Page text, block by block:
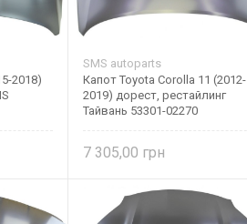
2018)
SMS autoparts
Капот Toyota Corolla 11 (2012-
2019) дорест, рестайлинг
Тайвань 53301-02270
7 305,00